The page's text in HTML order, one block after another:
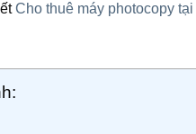
Cho thuê máy photocopy